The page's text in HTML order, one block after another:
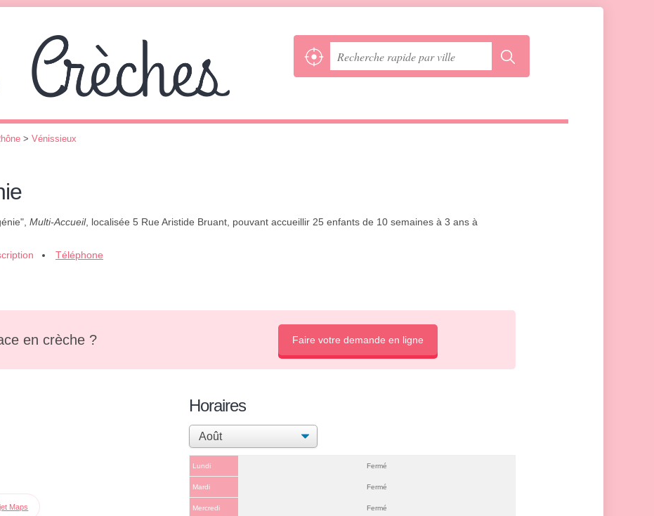
> Vénissieux
Multi-Accueil, localisée 5 Rue Aristide Bruant, pouvant accueillir 25 enfants de 10 semaines à 3 ans à
Téléphone
en crèche ? Faire votre demande en ligne
Maps
Horaires
Lundi Fermé
Mardi Fermé
Mercredi Fermé